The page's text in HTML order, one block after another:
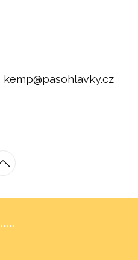
kemp@pasohlavky.cz
*****